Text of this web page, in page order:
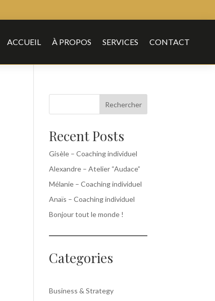
ACCUEIL À PROPOS SERVICES CONTACT
Rechercher
Recent Posts
Gisèle – Coaching individuel
Alexandre – Atelier “Audace”
Mélanie – Coaching individuel
Anaïs – Coaching individuel
Bonjour tout le monde !
Categories
Business & Strategy